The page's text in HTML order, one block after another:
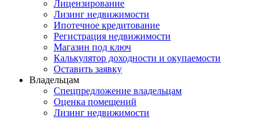
Лицензирование
Лизинг недвижимости
Ипотечное кредитование
Регистрация недвижимости
Магазин под ключ
Калькулятор доходности и окупаемости
Оставить заявку
Владельцам
Спецпредложение владельцам
Оценка помещений
Лизинг недвижимости